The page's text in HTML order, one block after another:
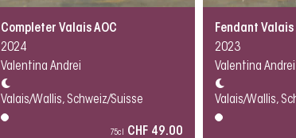
Completer Valais AOC
2024
Valentina Andrei
Valais/Wallis, Schweiz/Suisse
75cl CHF 49.00
Fendant Valais
2023
Valentina Andrei
Valais/Wallis,